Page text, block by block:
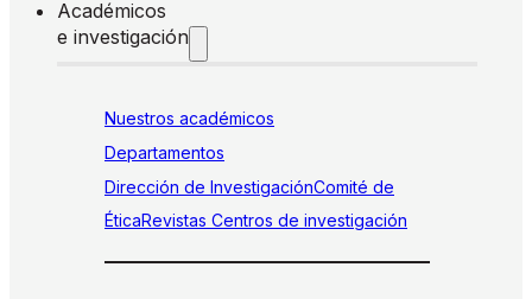
Académicos
e investigación
Nuestros académicos
Departamentos
Dirección de InvestigaciónComité de
ÉticaRevistas Centros de investigación